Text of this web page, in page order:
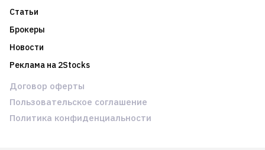
Статьи
Брокеры
Новости
Реклама на 2Stocks
Договор оферты
Пользовательское соглашение
Политика конфиденциальности